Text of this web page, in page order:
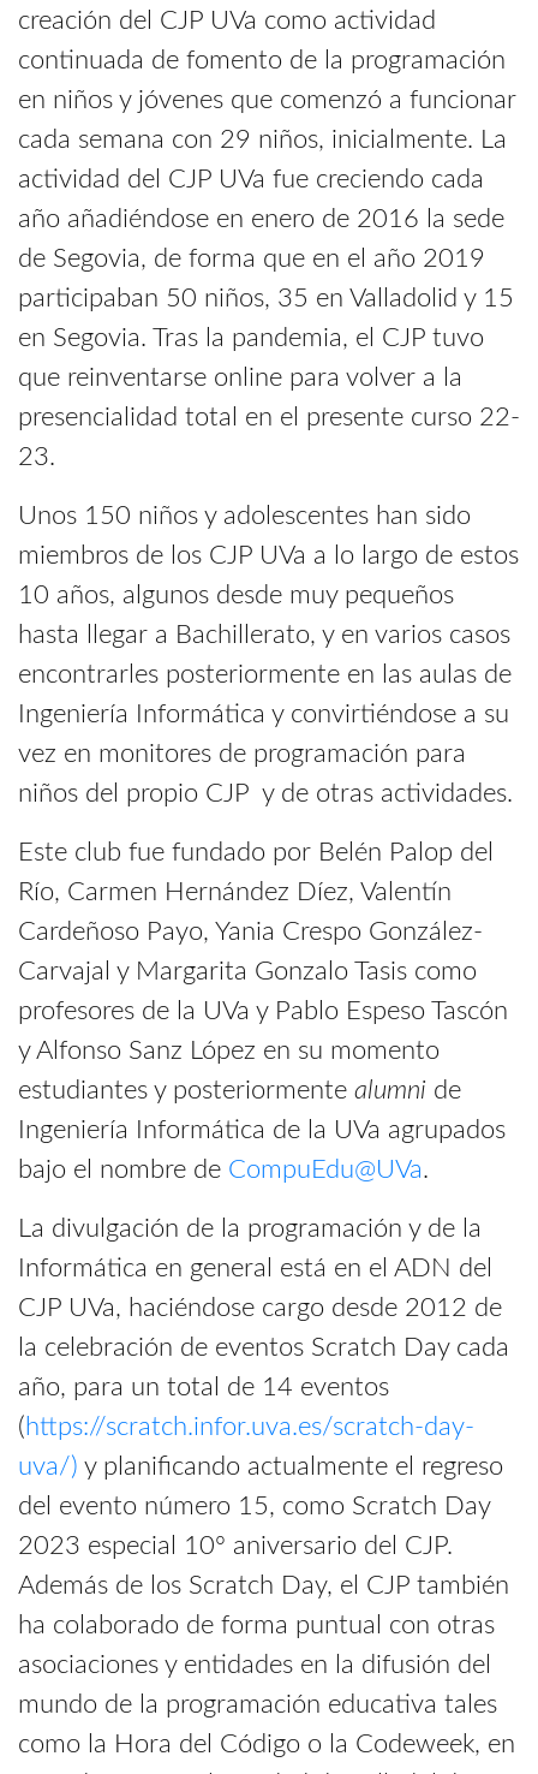
creación del CJP UVa como actividad
continuada de fomento de la programación
en niños y jóvenes que comenzó a funcionar
cada semana con 29 niños, inicialmente. La
actividad del CJP UVa fue creciendo cada
año añadiéndose en enero de 2016 la sede
de Segovia, de forma que en el año 2019
participaban 50 niños, 35 en Valladolid y 15
en Segovia. Tras la pandemia, el CJP tuvo
que reinventarse online para volver a la
presencialidad total en el presente curso 22-
23.
Unos 150 niños y adolescentes han sido
miembros de los CJP UVa a lo largo de estos
10 años, algunos desde muy pequeños
hasta llegar a Bachillerato, y en varios casos
encontrarles posteriormente en las aulas de
Ingeniería Informática y convirtiéndose a su
vez en monitores de programación para
niños del propio CJP y de otras actividades.
Este club fue fundado por Belén Palop del
Río, Carmen Hernández Díez, Valentín
Cardeñoso Payo, Yania Crespo González-
Carvajal y Margarita Gonzalo Tasis como
profesores de la UVa y Pablo Espeso Tascón
y Alfonso Sanz López en su momento
estudiantes y posteriormente alumni de
Ingeniería Informática de la UVa agrupados
bajo el nombre de CompuEdu@UVa.
La divulgación de la programación y de la
Informática en general está en el ADN del
CJP UVa, haciéndose cargo desde 2012 de
la celebración de eventos Scratch Day cada
año, para un total de 14 eventos
(https://scratch.infor.uva.es/scratch-day-
uva/) y planificando actualmente el regreso
del evento número 15, como Scratch Day
2023 especial 10º aniversario del CJP.
Además de los Scratch Day, el CJP también
ha colaborado de forma puntual con otras
asociaciones y entidades en la difusión del
mundo de la programación educativa tales
como la Hora del Código o la Codeweek, en